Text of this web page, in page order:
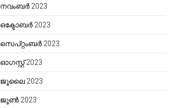
നവംബർ 2023
ഒക്ടോബർ 2023
സെപ്റ്റംബർ 2023
ഓഗസ്റ്റ്‌ 2023
ജൂലൈ 2023
ജൂൺ 2023